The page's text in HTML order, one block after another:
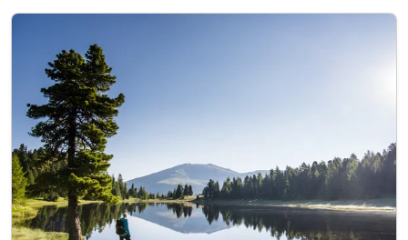
inkl. W-LAN Nutzung & Parkplatz vor dem Hotel
inkl. Informationen & Ausflugstipps der Region
Tipp: Wandertrails
Tipp: Fahrradtrails
Tipp: Baden im Millstätter See